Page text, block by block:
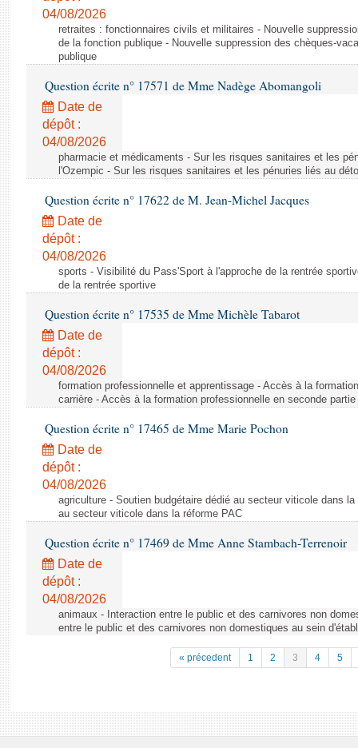
04/08/2026
retraites : fonctionnaires civils et militaires - Nouvelle
de la fonction publique - Nouvelle suppression des chèques-
publique
Question écrite n° 17571 de Mme Nadège Abomangoli
Date de
dépôt :
04/08/2026
pharmacie et médicaments - Sur les risques sanitaires et les
l'Ozempic - Sur les risques sanitaires et les pénuries liés au
Question écrite n° 17622 de M. Jean-Michel Jacques
Date de
dépôt :
04/08/2026
sports - Visibilité du Pass'Sport à l'approche de la rentrée
de la rentrée sportive
Question écrite n° 17535 de Mme Michèle Tabarot
Date de
dépôt :
04/08/2026
formation professionnelle et apprentissage - Accès à la
carrière - Accès à la formation professionnelle en seconde partie
Question écrite n° 17465 de Mme Marie Pochon
Date de
dépôt :
04/08/2026
agriculture - Soutien budgétaire dédié au secteur viticole dans
au secteur viticole dans la réforme PAC
Question écrite n° 17469 de Mme Anne Stambach-Terrenoir
Date de
dépôt :
04/08/2026
animaux - Interaction entre le public et des carnivores non
entre le public et des carnivores non domestiques au sein
« précedent 1 2 3 4 5